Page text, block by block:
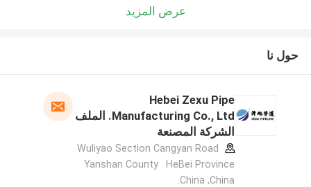
عرض المزيد
حول نا
Hebei Zexu Pipe
Manufacturing Co., Ltd. الملف
الشركة المصنعة
Wuliyao Section Cangyan Road
Yanshan County . HeBei Province
.China ,China